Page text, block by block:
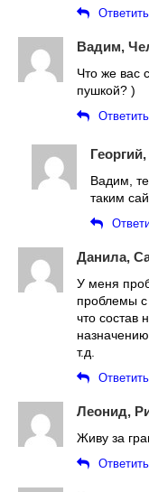
Ответить
Вадим,
Что же вас
пушкой? )
Ответить
Вадим,
таким
Данила,
У меня
проблемы
что состав
т.д.
Ответить
Леонид,
Живу за
Ответить